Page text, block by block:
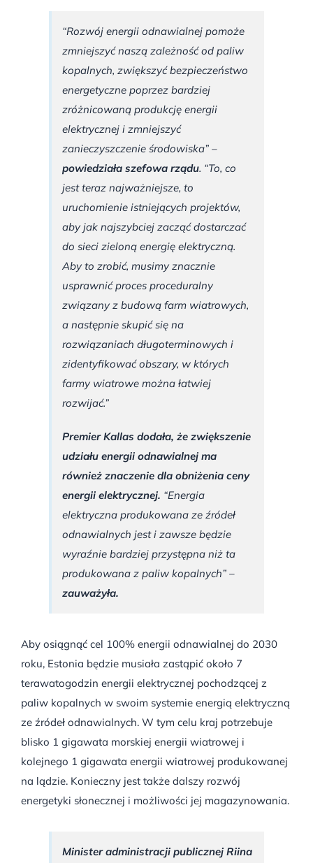
“Rozwój energii odnawialnej pomoże
zmniejszyć naszą zależność od paliw
kopalnych, zwiększyć bezpieczeństwo
energetyczne poprzez bardziej
zróżnicowaną produkcję energii
elektrycznej i zmniejszyć
zanieczyszczenie środowiska” –
powiedziała szefowa rządu. “To, co
jest teraz najważniejsze, to
uruchomienie istniejących projektów,
aby jak najszybciej zacząć dostarczać
do sieci zieloną energię elektryczną.
Aby to zrobić, musimy znacznie
usprawnić proces proceduralny
związany z budową farm wiatrowych,
a następnie skupić się na
rozwiązaniach długoterminowych i
zidentyfikować obszary, w których
farmy wiatrowe można łatwiej
rozwijać.”
Premier Kallas dodała, że zwiększenie
udziału energii odnawialnej ma
również znaczenie dla obniżenia ceny
energii elektrycznej. “Energia
elektryczna produkowana ze źródeł
odnawialnych jest i zawsze będzie
wyraźnie bardziej przystępna niż ta
produkowana z paliw kopalnych” –
zauważyła.
Aby osiągnąć cel 100% energii odnawialnej do 2030
roku, Estonia będzie musiała zastąpić około 7
terawatogodzin energii elektrycznej pochodzącej z
paliw kopalnych w swoim systemie energią elektryczną
ze źródeł odnawialnych. W tym celu kraj potrzebuje
blisko 1 gigawata morskiej energii wiatrowej i
kolejnego 1 gigawata energii wiatrowej produkowanej
na lądzie. Konieczny jest także dalszy rozwój
energetyki słonecznej i możliwości jej magazynowania.
Minister administracji publicznej Riina